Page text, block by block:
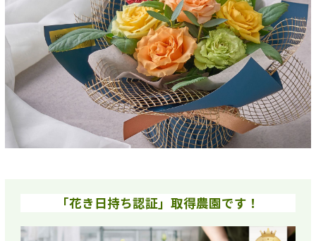
「花き日持ち認証」取得農園です！